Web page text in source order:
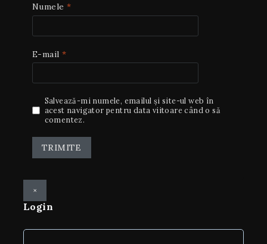
Numele *
E-mail *
Salvează-mi numele, emailul și site-ul web în
acest navigator pentru data viitoare când o să
comentez.
×
Login